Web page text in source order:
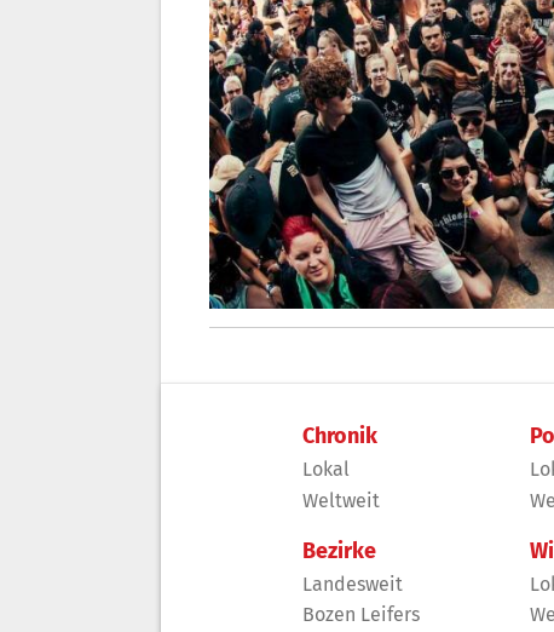
Chronik
Lokal
Weltweit
Bezirke
Landesweit
Bozen Leifers